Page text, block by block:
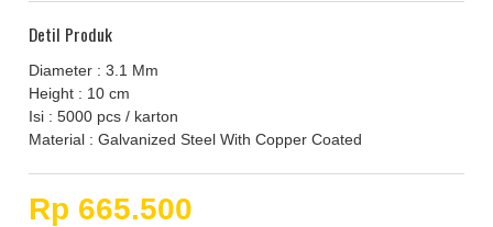
Detil Produk
Diameter : 3.1 Mm
Height : 10 cm
Isi : 5000 pcs / karton
Material : Galvanized Steel With Copper Coated
Rp 665.500